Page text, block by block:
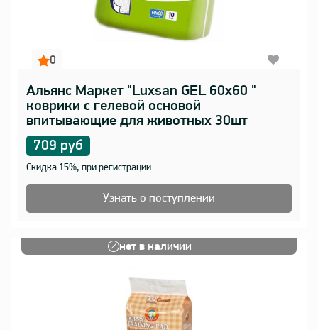
0
Альянс Маркет "Luxsan GEL 60х60 "
коврики с гелевой основой
впитывающие для животных 30шт
709 руб
Скидка 15%, при регистрации
Узнать о поступлении
нет в наличии